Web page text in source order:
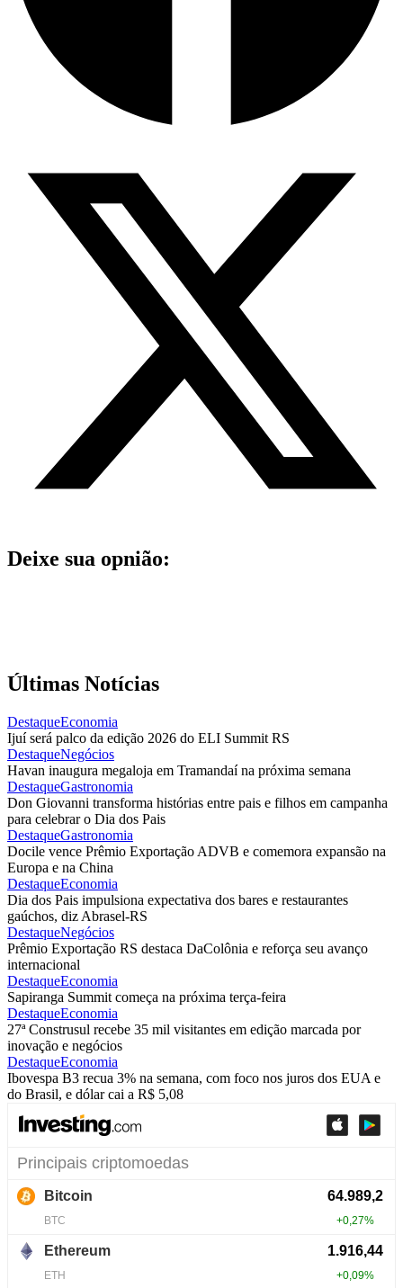
Deixe sua opnião:
Últimas Notícias
DestaqueEconomia
Ijuí será palco da edição 2026 do ELI Summit RS
DestaqueNegócios
Havan inaugura megaloja em Tramandaí na próxima semana
DestaqueGastronomia
Don Giovanni transforma histórias entre pais e filhos em campanha
para celebrar o Dia dos Pais
DestaqueGastronomia
Docile vence Prêmio Exportação ADVB e comemora expansão na
Europa e na China
DestaqueEconomia
Dia dos Pais impulsiona expectativa dos bares e restaurantes
gaúchos, diz Abrasel-RS
DestaqueNegócios
Prêmio Exportação RS destaca DaColônia e reforça seu avanço
internacional
DestaqueEconomia
Sapiranga Summit começa na próxima terça-feira
DestaqueEconomia
27ª Construsul recebe 35 mil visitantes em edição marcada por
inovação e negócios
DestaqueEconomia
Ibovespa B3 recua 3% na semana, com foco nos juros dos EUA e
do Brasil, e dólar cai a R$ 5,08